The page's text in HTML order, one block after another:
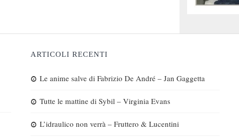
ARTICOLI RECENTI
Le anime salve di Fabrizio De André – Jan Gaggetta
Tutte le mattine di Sybil – Virginia Evans
L’idraulico non verrà – Fruttero & Lucentini